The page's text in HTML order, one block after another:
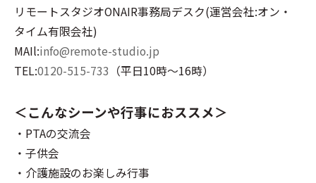
リモートスタジオONAIR事務局デスク(運営会社:オン・
タイム有限会社)
MAIl:info@remote-studio.jp
TEL:0120-515-733 （平日10時～16時）
＜こんなシーンや行事におススメ＞
・PTAの交流会
・子供会
・介護施設のお楽しみ行事